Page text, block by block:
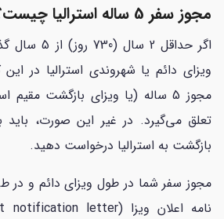
مجوز سفر 5 ساله استرالیا چیست؟
اگر حداقل 2
ویزای دائم یا شهروندی استرالیا در
تعلق می‌گیرد. در غیر این صورت، باید
بازگشت به استرالیا درخواست دهید.